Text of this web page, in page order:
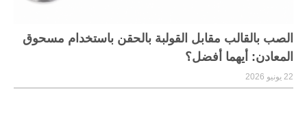
الصب بالقالب مقابل القولبة بالحقن باستخدام مسحوق
المعادن: أيهما أفضل؟
22 يونيو 2026